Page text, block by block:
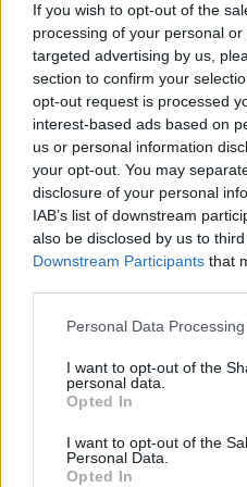
If you wish to opt-out of the
processing of your personal
targeted advertising by us,
section to confirm your
opt-out request is processed
interest-based ads based on
us or personal information
your opt-out. You may
disclosure of your personal
IAB’s list of downstream
also be disclosed by us to
Downstream Participants that
Personal Data
I want to opt-out of the
personal data.
Opted In
I want to opt-out of the
Personal Data.
Opted In
Czy to
Witam jestem tutaj
martwi Czy to śluz po
minie 12 dni od
zabezpieczenia owulacja przypada 18 lutego
dodam że okres mam
dodam że czuje
POWIĄZANE
Tematy zdrowie lifestyle
zdrowe odżywianie styl